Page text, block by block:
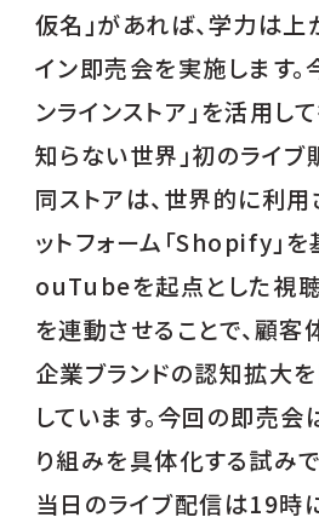
仮名」があれば、学力は上
イン即売会を実施します。
ンラインストア」を活用し
知らない世界」初のライブ
同ストアは、世界的に利
ットフォーム「Shopify」を
ouTubeを起点とした視
を連動させることで、顧
企業ブランドの認知拡大
しています。今回の即売会
り組みを具体化する試みで
当日のライブ配信は19時